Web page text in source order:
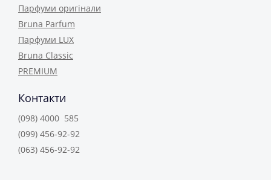
Парфуми оригінали
Bruna Parfum
Парфуми LUX
Bruna Classic
PREMIUM
Контакти
(098) 4000 585
(099) 456-92-92
(063) 456-92-92